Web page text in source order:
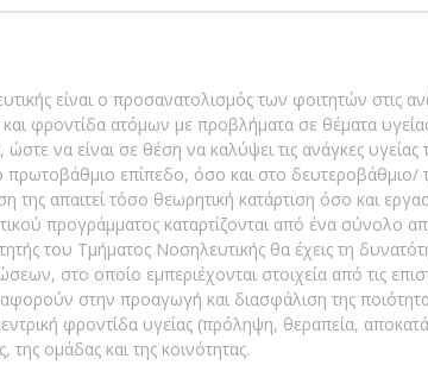
είναι ο προσανατολισμός των φοιτητών στις
φροντίδα ατόμων με προβλήματα σε θέματα
να είναι σε θέση να καλύψει τις ανάγκες υγείας
επίπεδο, όσο και στο δευτεροβάθμιο/
απαιτεί τόσο θεωρητική κατάρτιση όσο και
προγράμματος καταρτίζονται από ένα σύνολο
του Τμήματος Νοσηλευτικής θα έχεις τη
στο οποίο εμπεριέχονται στοιχεία από τις
στην προαγωγή και διασφάλιση της
φροντίδα υγείας (πρόληψη, θεραπεία,
ομάδας και της κοινότητας.